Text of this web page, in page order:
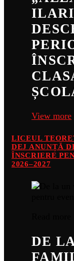
View more
LICEUL
DEJ ANUNȚĂ
ÎNSCRIERE
2026–2027
DE